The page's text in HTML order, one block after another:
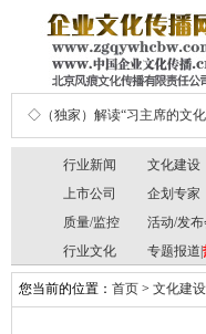
◇（独家）解读“习主席的文
行业新闻 文化建设
上市公司
企划专家
质量/监控
活动/发
行业文化
专题报道|
您当前的位置： 首页 > 文化建设